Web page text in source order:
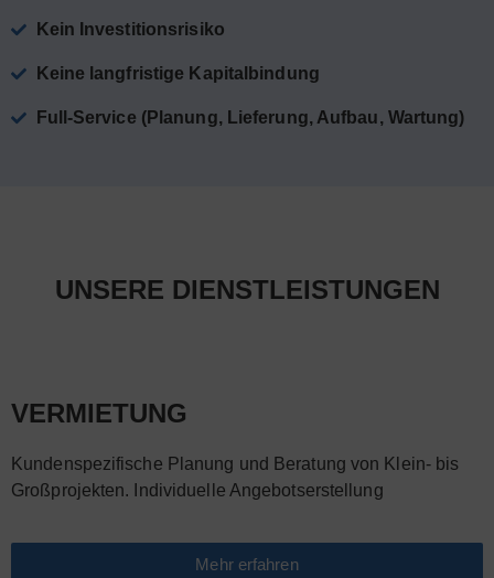
Kein Investitionsrisiko
Keine langfristige Kapitalbindung
Full-Service (Planung, Lieferung, Aufbau, Wartung)
UNSERE DIENSTLEISTUNGEN
VERMIETUNG
Kundenspezifische Planung und Beratung von Klein- bis
Großprojekten. Individuelle Angebotserstellung
Mehr erfahren